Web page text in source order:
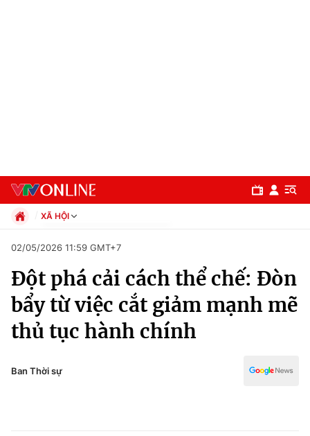
Chuyên mục
Chính trị
XÃ HỘI
Xã hội
Pháp luật
Kinh tế
Thể thao
Truyền hình
Văn hóa - Giải trí
Đời sống
02/05/2026 11:59 GMT+7
Đột phá cải cách thể chế: Đòn
bẩy từ việc cắt giảm mạnh mẽ
thủ tục hành chính
Ban Thời sự